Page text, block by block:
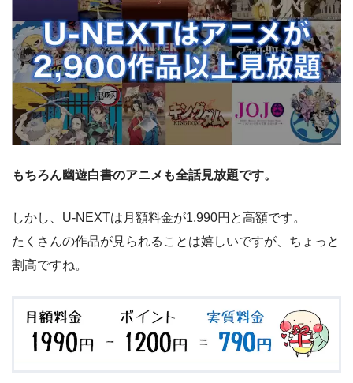
もちろん幽遊白書のアニメも全話見放題です。
しかし、U-NEXTは月額料金が1,990円と高額です。
たくさんの作品が見られることは嬉しいですが、ちょっと
割高ですね。